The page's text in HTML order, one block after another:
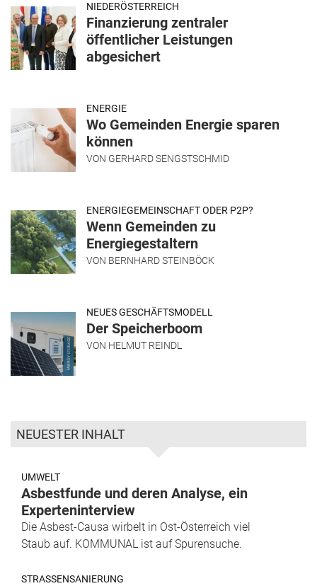
NIEDERÖSTERREICH
Finanzierung zentraler
öffentlicher Leistungen
abgesichert
ENERGIE
Wo Gemeinden Energie sparen
können
VON GERHARD SENGSTSCHMID
ENERGIEGEMEINSCHAFT ODER P2P?
Wenn Gemeinden zu
Energiegestaltern
VON BERNHARD STEINBÖCK
NEUES GESCHÄFTSMODELL
Der Speicherboom
VON HELMUT REINDL
NEUESTER INHALT
UMWELT
Asbestfunde und deren Analyse, ein
Experteninterview
Die Asbest-Causa wirbelt in Ost-Österreich viel
Staub auf. KOMMUNAL ist auf Spurensuche.
STRASSENSANIERUNG